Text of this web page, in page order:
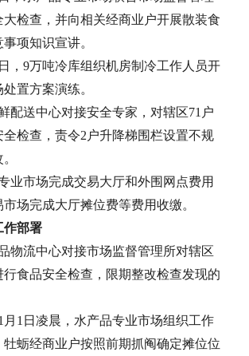
大检查，并向相关经商业户开展散装食
项知识宣讲。
，9万吨冷库组织机房制冷工作人员开
置方案演练。
配送中心对接安全专家，对辖区71户
检查，责令2户升降梯围栏设置不规
业市场完成交易大厅和外围网点费用
场完成大厅摊位费等费用收缴。
作部署
物流中心对接市场监督管理所对辖区
食品安全检查，限期整改检查发现的
月1日凌晨，水产品专业市场组织工作
牡蛎经商业户按照前期抓阄确定摊位位